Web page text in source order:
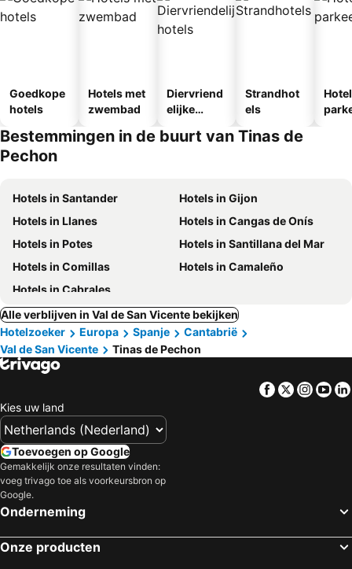
Goedkope
hotels
Hotels met
zwembad
Diervriend
elijke
Strandhot
els
Bestemmingen in de buurt van Tinas de
Pechon
Hotels in Santander
Hotels in Gijon
Hotels in Llanes
Hotels in Cangas de Onís
Hotels in Potes
Hotels in Santillana del Mar
Hotels in Comillas
Hotels in Camaleño
Hotels in Cabrales
Alle verblijven in Val de San Vicente bekijken
Hotelzoeker
Europa Spanje
Cantabrië
Val de San Vicente
Tinas de Pechon
Facebook
Twitter
Kies uw land
Toevoegen op Google
Gemakkelijk onze resultaten vinden:
voeg trivago toe als voorkeursbron op
Google.
Onderneming
Onze producten